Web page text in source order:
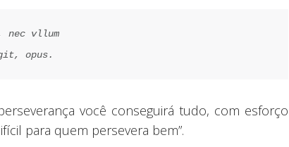
nec vllum
opus.
você conseguirá tudo, com esforço
para quem persevera bem”.